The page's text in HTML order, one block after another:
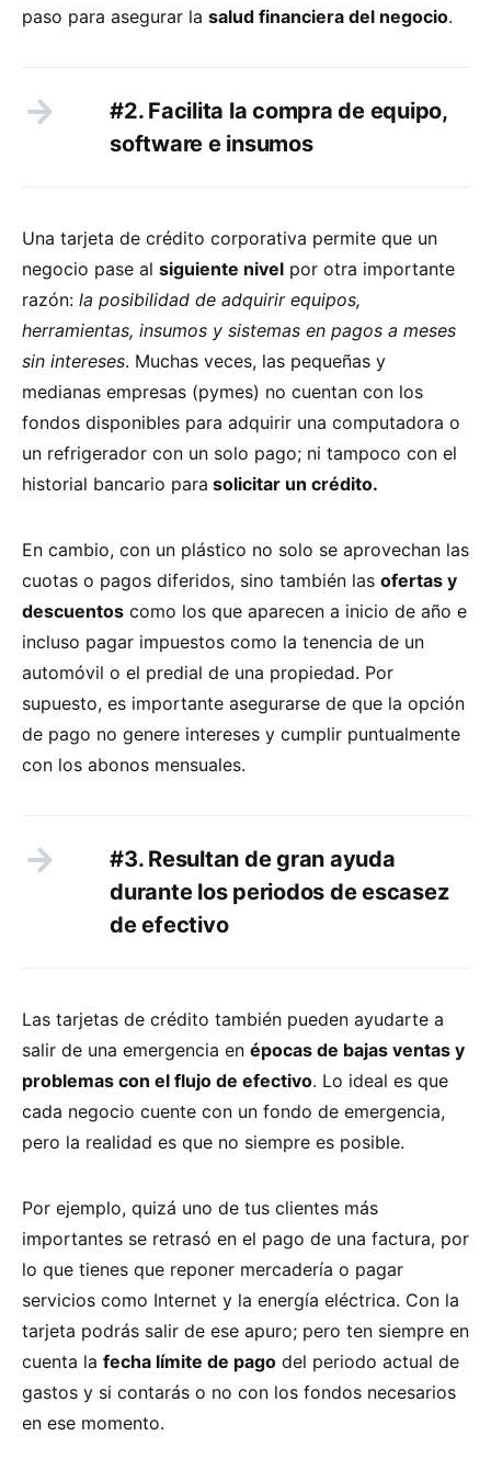
paso para asegurar la salud financiera del negocio.
#2. Facilita la compra de equipo,
software e insumos
Una tarjeta de crédito corporativa permite que un
negocio pase al siguiente nivel por otra importante
razón: la posibilidad de adquirir equipos,
herramientas, insumos y sistemas en pagos a meses
sin intereses. Muchas veces, las pequeñas y
medianas empresas (pymes) no cuentan con los
fondos disponibles para adquirir una computadora o
un refrigerador con un solo pago; ni tampoco con el
historial bancario para solicitar un crédito.
En cambio, con un plástico no solo se aprovechan las
cuotas o pagos diferidos, sino también las ofertas y
descuentos como los que aparecen a inicio de año e
incluso pagar impuestos como la tenencia de un
automóvil o el predial de una propiedad. Por
supuesto, es importante asegurarse de que la opción
de pago no genere intereses y cumplir puntualmente
con los abonos mensuales.
#3. Resultan de gran ayuda
durante los periodos de escasez
de efectivo
Las tarjetas de crédito también pueden ayudarte a
salir de una emergencia en épocas de bajas ventas y
problemas con el flujo de efectivo. Lo ideal es que
cada negocio cuente con un fondo de emergencia,
pero la realidad es que no siempre es posible.
Por ejemplo, quizá uno de tus clientes más
importantes se retrasó en el pago de una factura, por
lo que tienes que reponer mercadería o pagar
servicios como Internet y la energía eléctrica. Con la
tarjeta podrás salir de ese apuro; pero ten siempre en
cuenta la fecha límite de pago del periodo actual de
gastos y si contarás o no con los fondos necesarios
en ese momento.